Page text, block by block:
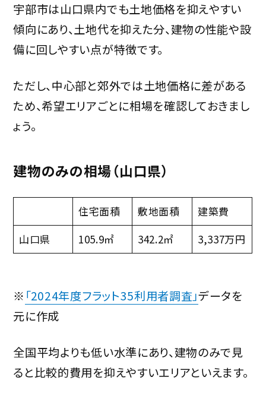
宇部市は山口県内でも土地価格を抑えやすい
傾向にあり、土地代を抑えた分、建物の性能や設
備に回しやすい点が特徴です。
ただし、中心部と郊外では土地価格に差がある
ため、希望エリアごとに相場を確認しておきまし
ょう。
建物のみの相場（山口県）
住宅面積 敷地面積
建築費
山口県
105.9㎡ 342.2㎡ 3,337万円
※ 「2024年度フラット35利用者調査」データを
元に作成
全国平均よりも低い水準にあり、建物のみで見
ると比較的費用を抑えやすいエリアといえます。